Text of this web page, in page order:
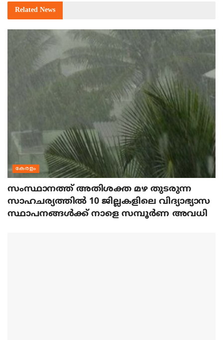
Related News
കേരളം
സംസ്ഥാനത്ത് അതിശക്ത മഴ തുടരുന്ന
സാഹചര്യത്തിൽ 10 ജില്ലകളിലെ വിദ്യാഭ്യാസ
സ്ഥാപനങ്ങൾക്ക് നാളെ സമ്പൂർണ അവധി